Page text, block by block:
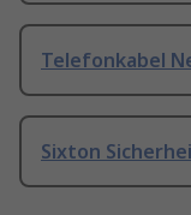
Telefonkabel
Sixton